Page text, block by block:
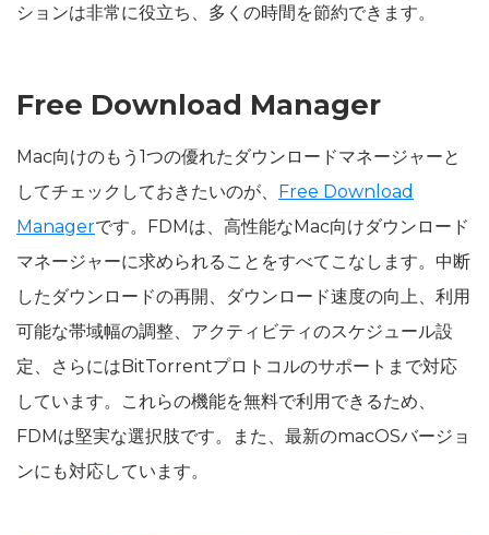
ションは非常に役立ち、多くの時間を節約できます。
Free Download Manager
Mac向けのもう1つの優れたダウンロードマネージャーと
してチェックしておきたいのが、
Free Download
Managerです。FDMは、高性能なMac向けダウンロード
マネージャーに求められることをすべてこなします。中断
したダウンロードの再開、ダウンロード速度の向上、利用
可能な帯域幅の調整、アクティビティのスケジュール設
定、さらにはBitTorrentプロトコルのサポートまで対応
しています。これらの機能を無料で利用できるため、
FDMは堅実な選択肢です。また、最新のmacOSバージョ
ンにも対応しています。